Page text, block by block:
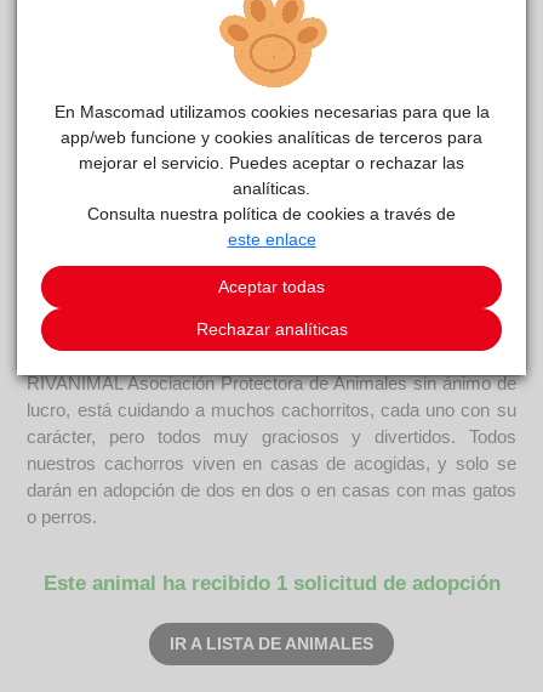
La jessy reside actualmente en el centro de acogida
RIVAnimal.
COMENTARIOS
Curiosidades
RIVANIMAL Asociación Protectora de Animales sin ánimo de
lucro, está cuidando a muchos cachorritos, cada uno con su
carácter, pero todos muy graciosos y divertidos. Todos
nuestros cachorros viven en casas de acogidas, y solo se
darán en adopción de dos en dos o en casas con mas gatos
o perros.
Este animal ha recibido 1 solicitud de adopción
IR A LISTA DE ANIMALES
En Mascomad utilizamos cookies necesarias para que la
app/web funcione y cookies analíticas de terceros para
mejorar el servicio. Puedes aceptar o rechazar las
analíticas.
Consulta nuestra política de cookies a través de
este enlace
Aceptar todas
Rechazar analíticas